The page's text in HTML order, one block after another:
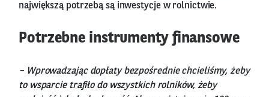
największą potrzebą są inwestycje w rolnictwie.
Potrzebne instrumenty finansowe
– Wprowadzając dopłaty bezpośrednie chcieliśmy, żeby
to wsparcie trafiło do wszystkich rolników, żeby